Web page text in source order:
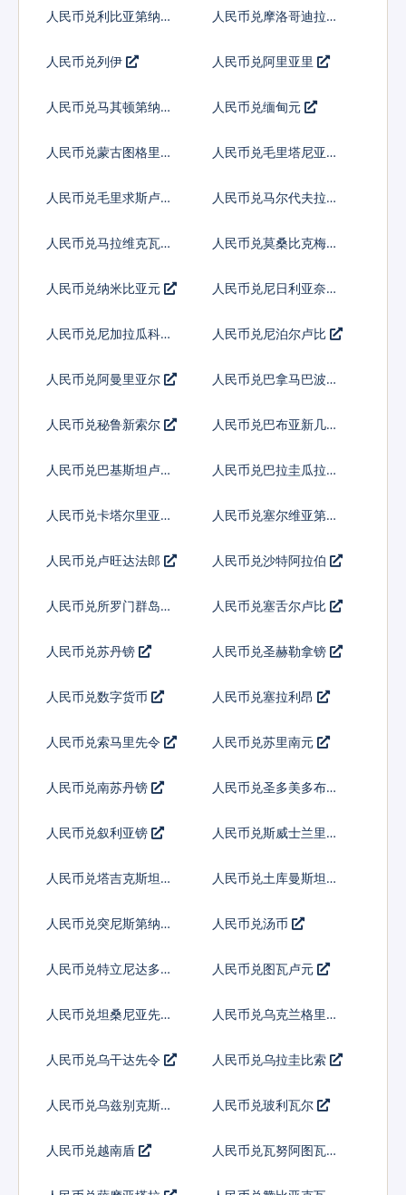
人民币兑利比亚第纳尔 人民币兑摩洛哥迪拉姆
人民币兑列伊 人民币兑阿里亚里
人民币兑马其顿第纳尔 人民币兑缅甸元
人民币兑蒙古图格里克
人民币兑毛里塔尼亚乌
人民币兑毛里求斯卢比
人民币兑马尔代夫拉菲
人民币兑马拉维克瓦查
人民币兑莫桑比克梅蒂
人民币兑纳米比亚元 人民币兑尼日利亚奈拉
人民币兑尼加拉瓜科多
人民币兑尼泊尔卢比
人民币兑阿曼里亚尔 人民币兑巴拿马巴波亚
人民币兑秘鲁新索尔
人民币兑巴布亚新几内
人民币兑巴基斯坦卢比 人民币兑巴拉圭瓜拉尼
人民币兑卡塔尔里亚尔
人民币兑塞尔维亚第纳
人民币兑卢旺达法郎 人民币兑沙特阿拉伯
人民币兑所罗门群岛元 人民币兑塞舌尔卢比
人民币兑苏丹镑 人民币兑圣赫勒拿镑
人民币兑数字货币 人民币兑塞拉利昂
人民币兑索马里先令 人民币兑苏里南元
人民币兑南苏丹镑 人民币兑圣多美多布拉
人民币兑叙利亚镑
人民币兑斯威士兰里兰
人民币兑塔吉克斯坦索
人民币兑土库曼斯坦马
人民币兑突尼斯第纳尔 人民币兑汤币
人民币兑特立尼达多巴
人民币兑图瓦卢元
人民币兑坦桑尼亚先令
人民币兑乌克兰格里夫
人民币兑乌干达先令 人民币兑乌拉圭比索
人民币兑乌兹别克斯坦
人民币兑玻利瓦尔
人民币兑越南盾 人民币兑瓦努阿图瓦图